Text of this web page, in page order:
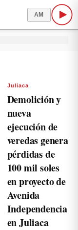
AM
Juliaca
Demolición y
nueva
ejecución de
veredas genera
pérdidas de
100 mil soles
en proyecto de
Avenida
Independencia
en Juliaca